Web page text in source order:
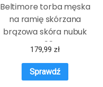
Beltimore torba męska
na ramię skórzana
brązowa skóra nubuk
M08
179,99 zł
Sprawdź